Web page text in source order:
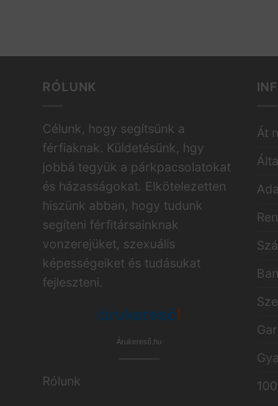
RÓLUNK
Célunk, hogy segítsünk a
férfiaknak. Küldetésünk, hgy
jobbá tegyük a párkpacsolatokat
és házasságokat. Elkötelezetten
hiszünk abban, hogy tudunk
segíteni férfitársainknak
vonzerejüket, szexuális
képességeiket és tudásukat
fejleszteni.
Árukereső.hu
Rólunk
Át